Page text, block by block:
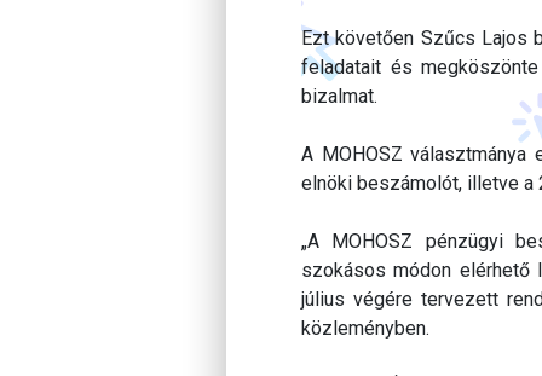
Ezt követően Szűcs Lajos
feladatait és
bizalmat.
A MOHOSZ
elnöki beszámolót, illetve
„A MOHOSZ pénzügyi
szokásos módon elérhető
július végére tervezett
közleményben.